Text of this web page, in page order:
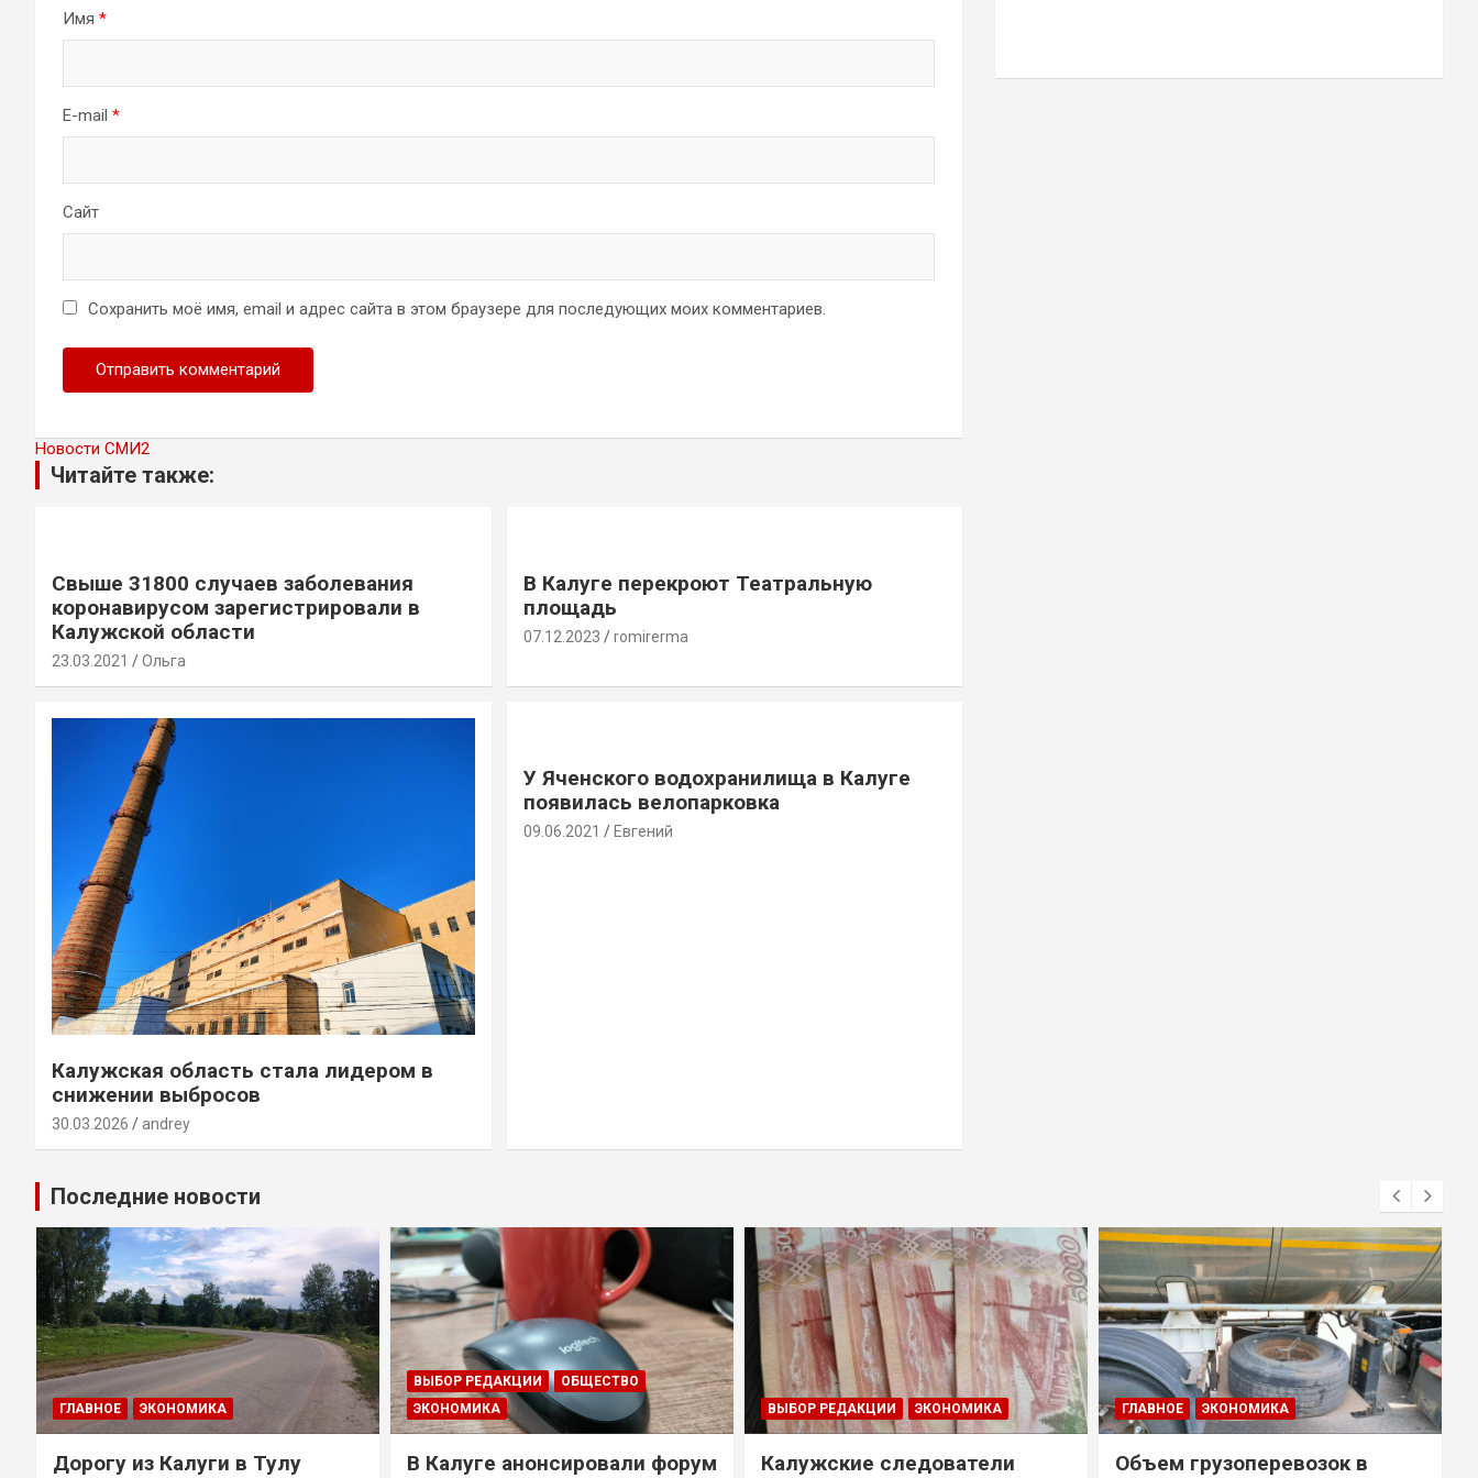
Имя *
E-mail *
Сайт
Сохранить моё имя, email и адрес сайта в этом браузере для последующих моих комментариев.
Новости СМИ2
Читайте также:
Свыше 31800 случаев заболевания
коронавирусом зарегистрировали в
Калужской области
23.03.2021 Ольга
В Калуге перекроют Театральную
площадь
07.12.2023 romirerma
Калужская область стала лидером в
снижении выбросов
30.03.2026 andrey
У Яченского водохранилища в Калуге
появилась велопарковка
09.06.2021 Евгений
Последние новости
ГЛАВНОЕ ЭКОНОМИКА
Дорогу из Калуги в Тулу
ВЫБОР РЕДАКЦИИ
ОБЩЕСТВО
ЭКОНОМИКА
В Калуге анонсировали форум
ВЫБОР РЕДАКЦИИ ЭКОНОМИКА
Калужские следователи
ГЛАВНОЕ ЭКОНОМИКА
Объем грузоперевозок в